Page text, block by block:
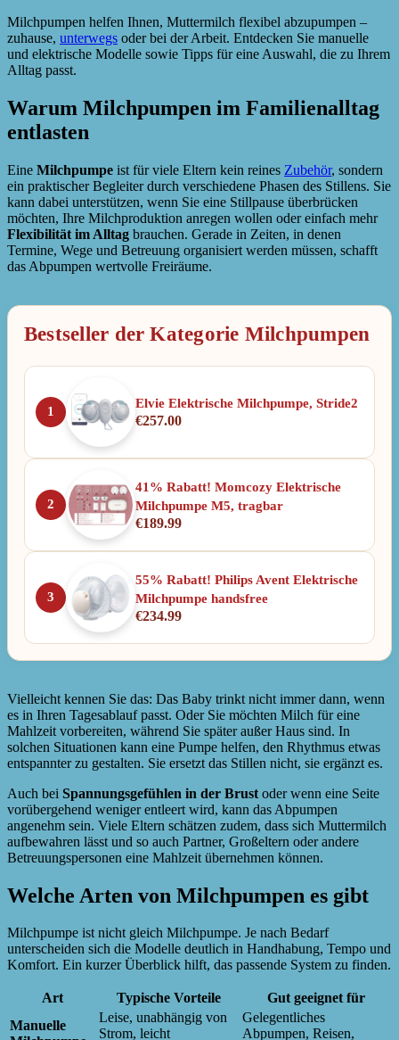
Milchpumpen helfen Ihnen, Muttermilch flexibel abzupumpen –
zuhause, unterwegs oder bei der Arbeit. Entdecken Sie manuelle
und elektrische Modelle sowie Tipps für eine Auswahl, die zu Ihrem
Alltag passt.
Warum Milchpumpen im Familienalltag
entlasten
Eine Milchpumpe ist für viele Eltern kein reines Zubehör, sondern
ein praktischer Begleiter durch verschiedene Phasen des Stillens. Sie
kann dabei unterstützen, wenn Sie eine Stillpause überbrücken
möchten, Ihre Milchproduktion anregen wollen oder einfach mehr
Flexibilität im Alltag brauchen. Gerade in Zeiten, in denen
Termine, Wege und Betreuung organisiert werden müssen, schafft
das Abpumpen wertvolle Freiräume.
Bestseller der Kategorie Milchpumpen
1
Elvie Elektrische Milchpumpe, Stride2
€257.00
2
41% Rabatt! Momcozy Elektrische
Milchpumpe M5, tragbar
€189.99
3
55% Rabatt! Philips Avent Elektrische
Milchpumpe handsfree
€234.99
Vielleicht kennen Sie das: Das Baby trinkt nicht immer dann, wenn
es in Ihren Tagesablauf passt. Oder Sie möchten Milch für eine
Mahlzeit vorbereiten, während Sie später außer Haus sind. In
solchen Situationen kann eine Pumpe helfen, den Rhythmus etwas
entspannter zu gestalten. Sie ersetzt das Stillen nicht, sie ergänzt es.
Auch bei Spannungsgefühlen in der Brust oder wenn eine Seite
vorübergehend weniger entleert wird, kann das Abpumpen
angenehm sein. Viele Eltern schätzen zudem, dass sich Muttermilch
aufbewahren lässt und so auch Partner, Großeltern oder andere
Betreuungspersonen eine Mahlzeit übernehmen können.
Welche Arten von Milchpumpen es gibt
Milchpumpe ist nicht gleich Milchpumpe. Je nach Bedarf
unterscheiden sich die Modelle deutlich in Handhabung, Tempo und
Komfort. Ein kurzer Überblick hilft, das passende System zu finden.
Art Typische Vorteile
Gut geeignet für
Manuelle
Leise, unabhängig von
Strom, leicht
Gelegentliches
Abpumpen, Reisen,